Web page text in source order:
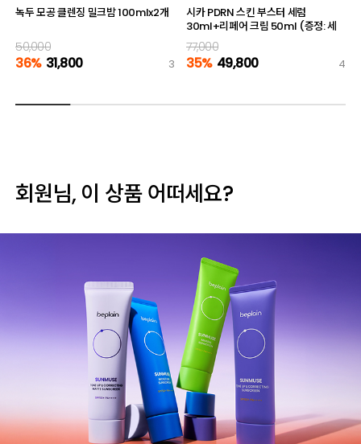
녹두 모공 클렌징 밀크밤 100mlx2개
50,000
36% 31,800 3
시카 PDRN 스킨 부스터 세럼
30ml+리페어 크림 50ml (증정: 세
럼 10ml)
77,000
35% 49,800 4
회원님, 이 상품 어떠세요?